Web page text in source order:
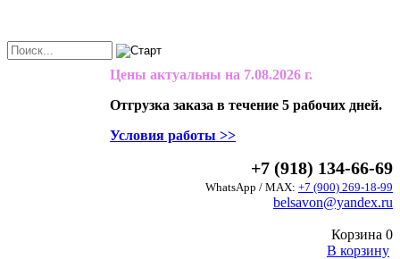
Цены актуальны на 7.08.2026 г.
Отгрузка заказа в течение 5 рабочих дней.
Условия работы >>
+7 (918) 134-66-69
WhatsApp / MAX: +7 (900) 269-18-99
belsavon@yandex.ru
Корзина 0
В корзину